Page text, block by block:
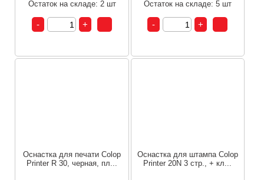
Остаток на складе: 2 шт Остаток на складе: 5 шт
Оснастка для печати Colop
Printer R 30, черная, пл...
Оснастка для штампа Colop
Printer 20N 3 стр., + кл...